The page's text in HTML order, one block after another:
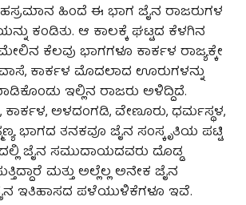
ಹಿಂದೆ ಈ ಭಾಗ ಜೈನ ರಾಜರುಗಳ
ಕಂಡಿತು. ಆ ಕಾಲಕ್ಕೆ ಘಟ್ಟದ ಕೆಳಗಿನ
ಕೆಲವು ಭಾಗಗಳೂ ಕಾರ್ಕಳ ರಾಜ್ಯಕ್ಕೇ
ಕಾರ್ಕಳ ಮೊದಲಾದ ಊರುಗಳನ್ನು
ಇಲ್ಲಿನ ರಾಜರು ಅಳಿದ್ದಿದೆ.
ಅಳದಂಗಡಿ, ವೇಣೂರು, ಧರ್ಮಸ್ಥಳ,
ಭಾಗದ ತನಕವೂ ಜೈನ ಸಂಸ್ಕೃತಿಯ ಪಟ್ಟಿ
ಜೈನ ಸಮುದಾಯದವರು ದೊಡ್ಡ
ಮತ್ತು ಅಲ್ಲೆಲ್ಲ ಅನೇಕ ಜೈನ
ಜೈನ ಇತಿಹಾಸದ ಪಳೆಯುಳಿಕೆಗಳೂ ಇವೆ.